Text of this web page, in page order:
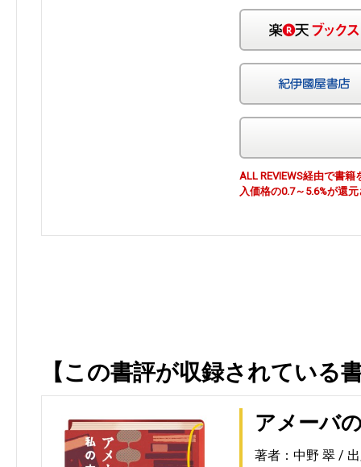
ALL REVIEWS経由で書
入価格の0.7～5.6%が還
【この書評が収録されている
アメーバ
著者：中野 翠